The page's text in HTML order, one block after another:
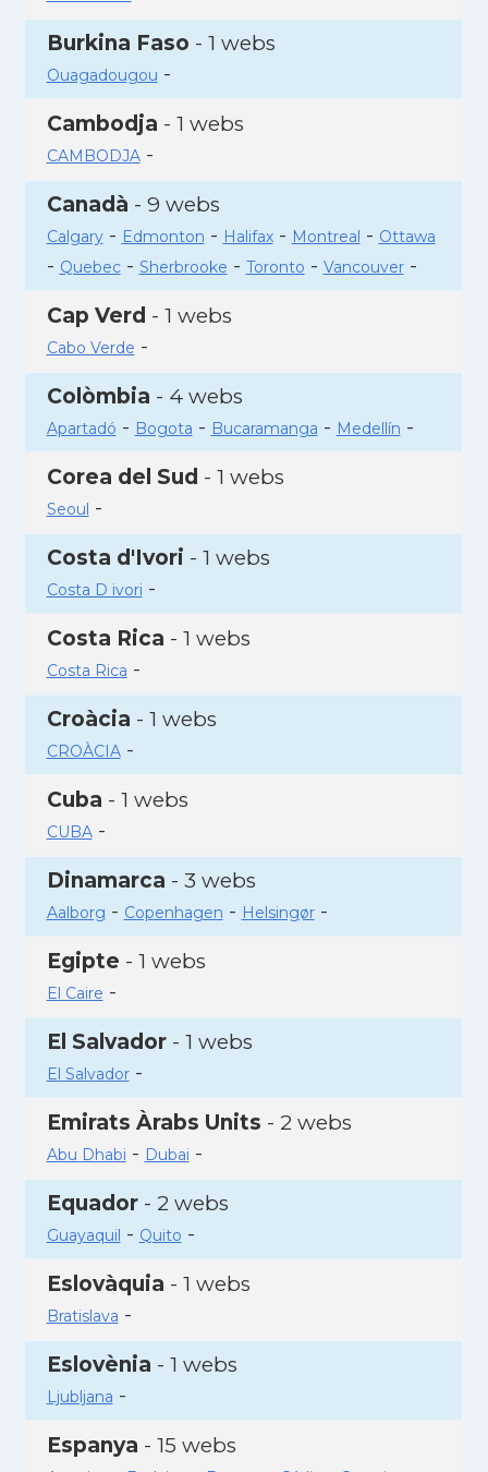
Burkina Faso - 1 webs
Ouagadougou -
Cambodja - 1 webs
CAMBODJA-
Canadà - 9 webs
Calgary- Edmonton - Halifax- Montreal - Ottawa
- Quebec- Sherbrooke - Toronto - Vancouver-
Cap Verd - 1 webs
Cabo Verde -
Colòmbia - 4 webs
Apartadó - Bogota - Bucaramanga - Medellín -
Corea del Sud - 1 webs
Seoul -
Costa d'Ivori - 1 webs
Costa D ivori -
Costa Rica - 1 webs
Costa Rica -
Croàcia - 1 webs
CROÀCIA-
Cuba - 1 webs
CUBA-
Dinamarca - 3 webs
Aalborg - Copenhagen - Helsingør-
Egipte - 1 webs
El Caire -
El Salvador- 1 webs
El Salvador-
Emirats Àrabs Units - 2 webs
Abu Dhabi - Dubai -
Equador- 2 webs
Guayaquil - Quito -
Eslovàquia - 1 webs
Bratislava -
Eslovènia - 1 webs
Ljubljana -
Espanya - 15 webs